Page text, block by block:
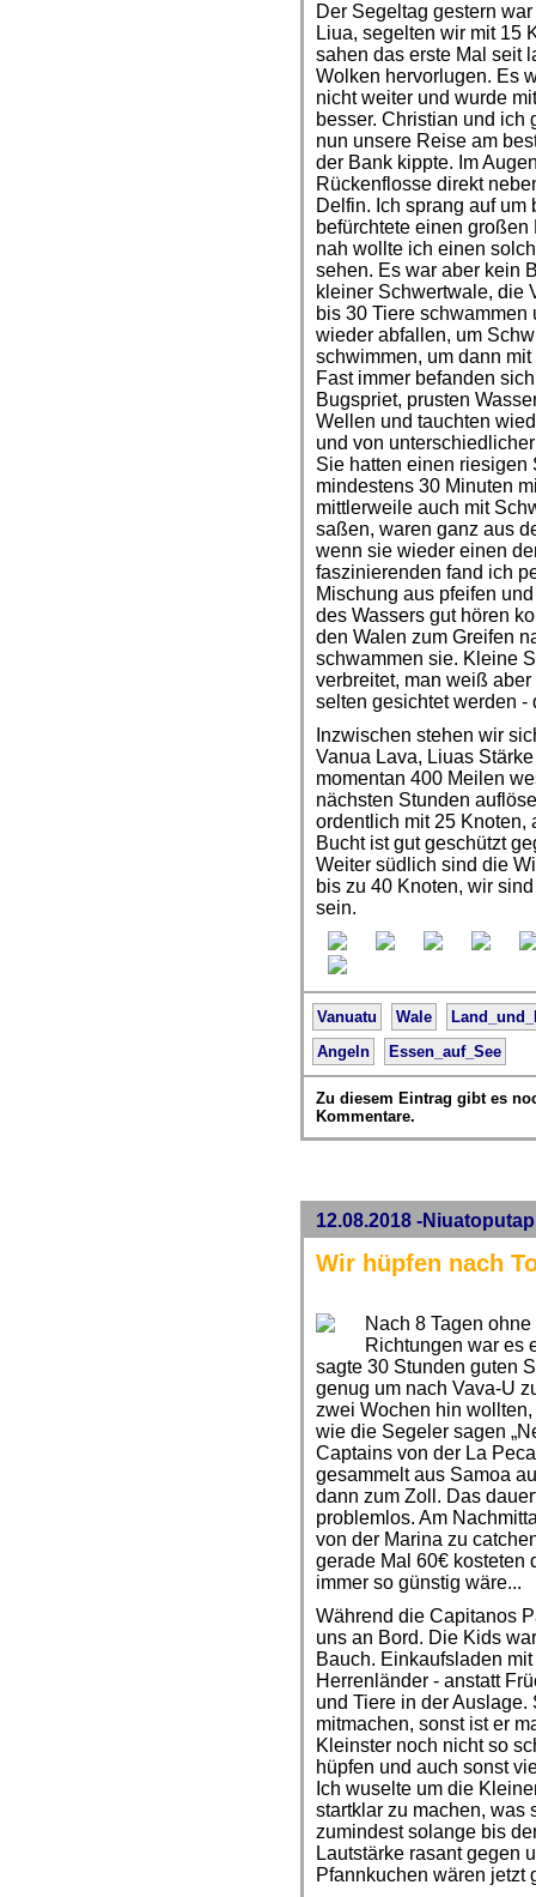
Der Segeltag gestern
Liua, segelten wir mit 15
sahen das erste Mal seit
Wolken hervorlugen. Es
nicht weiter und wurde
besser. Christian und ich
nun unsere Reise am
der Bank kippte. Im
Rückenflosse direkt
Delfin. Ich sprang auf
befürchtete einen
nah wollte ich einen
sehen. Es war aber kein
kleiner Schwertwale, die
bis 30 Tiere
wieder abfallen, um
schwimmen, um dann
Fast immer befanden
Bugspriet, prusten
Wellen und tauchten
und von
Sie hatten einen riesigen
mindestens 30 Minuten
mittlerweile auch mit
saßen, waren ganz aus
wenn sie wieder einen
faszinierenden fand ich
Mischung aus pfeifen
des Wassers gut hören
den Walen zum Greifen
schwammen sie. Kleine
verbreitet, man weiß
selten gesichtet werden -
Inzwischen stehen wir
Vanua Lava, Liuas
momentan 400 Meilen
nächsten Stunden
ordentlich mit 25 Knoten,
Bucht ist gut geschützt
Weiter südlich sind die
bis zu 40 Knoten, wir
sein.
Vanuatu Wale
Angeln
Essen_auf_See
Zu diesem Eintrag gibt es
Kommentare.
12.08.2018 -
Wir hüpfen nach
Nach 8 Tagen
Richtungen war es
sagte 30 Stunden guten
genug um nach Vava-U
zwei Wochen hin
wie die Segeler sagen
Captains von der La
gesammelt aus Samoa
dann zum Zoll. Das
problemlos. Am
von der Marina zu
gerade Mal 60€ kosteten
immer so günstig wäre...
Während die Capitanos
uns an Bord. Die Kids
Bauch. Einkaufsladen
Herrenländer - anstatt
und Tiere in der
mitmachen, sonst ist er
Kleinster noch nicht so
hüpfen und auch sonst
Ich wuselte um die
startklar zu machen, was
zumindest solange bis
Lautstärke rasant gegen
Pfannkuchen wären jetzt